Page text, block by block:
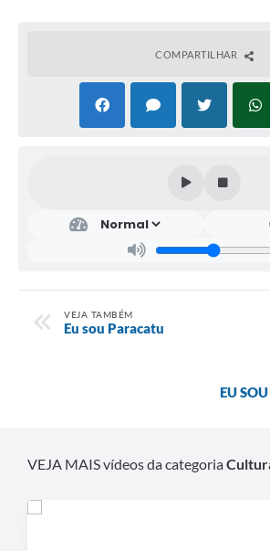
COMPARTILHAR
VEJA TAMBÉM
Eu sou Paracatu
EU
VEJA MAIS vídeos da categoria